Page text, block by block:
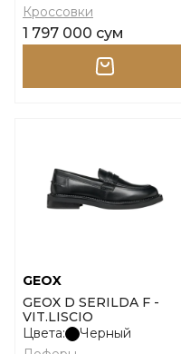
Кроссовки
1 797 000 сум
GEOX
GEOX D SERILDA F -
VIT.LISCIO
Цвета:
Черный